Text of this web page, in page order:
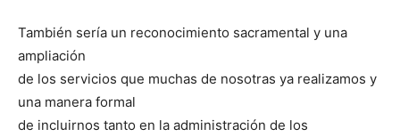
También sería un reconocimiento sacramental y una
ampliación
de los servicios que muchas de nosotras ya realizamos y
una manera formal
de incluirnos tanto en la administración de los